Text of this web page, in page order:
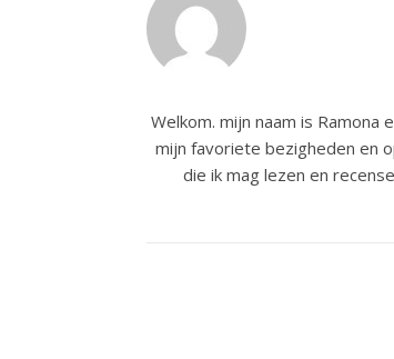
Welkom. mijn naam is Ramona
mijn favoriete bezigheden en
die ik mag lezen en